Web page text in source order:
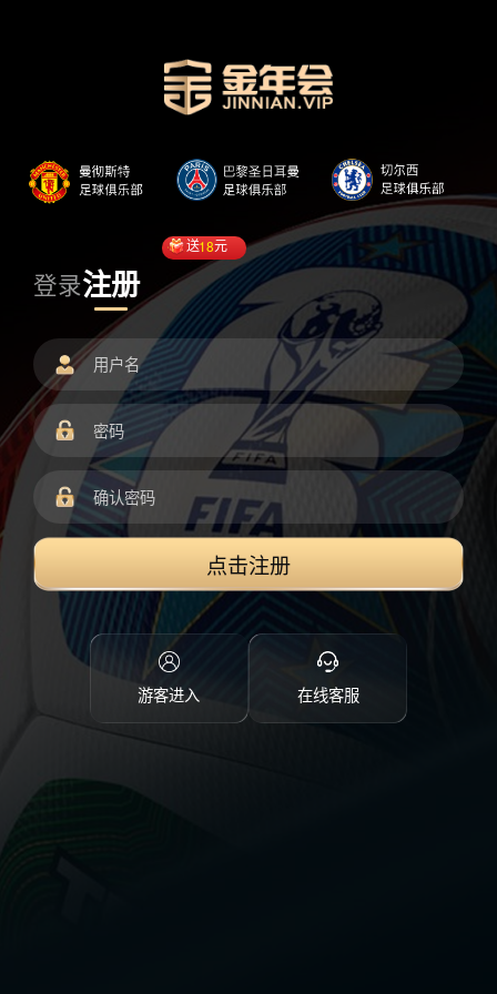
登录注册
送18元
点击注册
游客进入 在线客服